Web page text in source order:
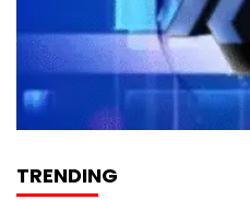
TRENDING